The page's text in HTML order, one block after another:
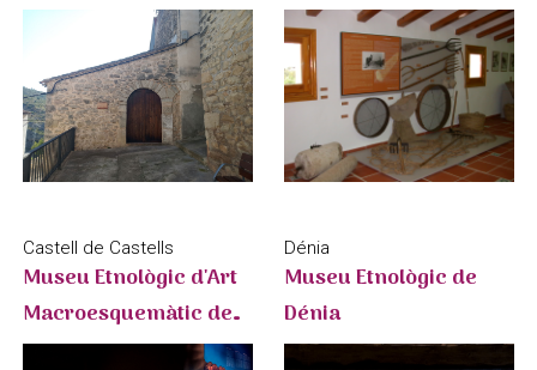
Castell de Castells
Museu Etnològic d'Art
Macroesquemàtic de
Petracos
Dénia
Museu Etnològic de
Dénia